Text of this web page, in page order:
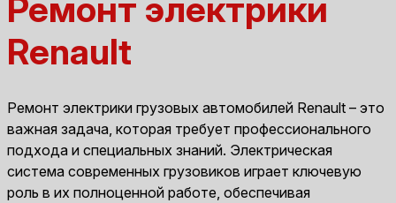
Ремонт электрики
Renault
Ремонт электрики грузовых автомобилей Renault – это
важная задача, которая требует профессионального
подхода и специальных знаний. Электрическая
система современных грузовиков играет ключевую
роль в их полноценной работе, обеспечивая